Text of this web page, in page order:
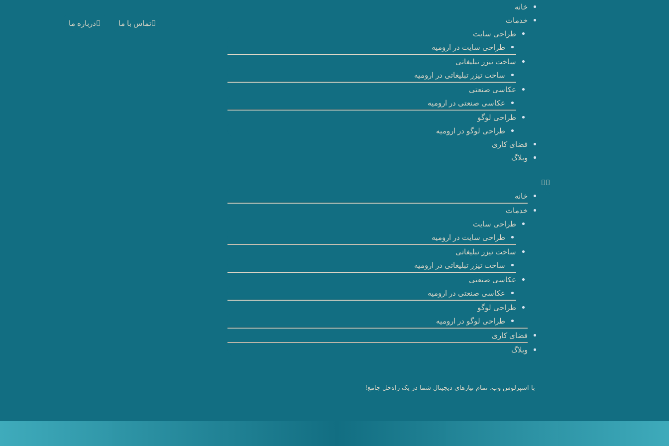
خانه
خدمات
طراحی سایت
طراحی سایت در ارومیه
ساخت تیزر تبلیغاتی
ساخت تیزر تبلیغاتی در ارومیه
عکاسی صنعتی
عکاسی صنعتی در ارومیه
طراحی لوگو
طراحی لوگو در ارومیه
فضای کاری
وبلاگ
خانه
خدمات
طراحی سایت
طراحی سایت در ارومیه
ساخت تیزر تبلیغاتی
ساخت تیزر تبلیغاتی در ارومیه
عکاسی صنعتی
عکاسی صنعتی در ارومیه
طراحی لوگو
طراحی لوگو در ارومیه
فضای کاری
وبلاگ
با اسپرلوس وب، تمام نیازهای دیجیتال شما در یک راه‌حل جامع!
تماس با ما درباره ما